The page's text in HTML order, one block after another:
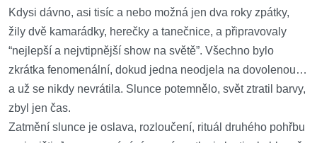
Kdysi dávno, asi tisíc a nebo možná jen dva roky zpátky,
žily dvě kamarádky, herečky a tanečnice, a připravovaly
“nejlepší a nejvtipnější show na světě”. Všechno bylo
zkrátka fenomenální, dokud jedna neodjela na dovolenou…
a už se nikdy nevrátila. Slunce potemnělo, svět ztratil barvy,
zbyl jen čas.
Zatmění slunce je oslava, rozloučení, rituál druhého pohřbu